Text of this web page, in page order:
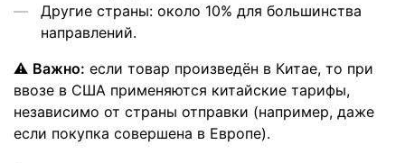
Другие страны: около 10% для большинства
направлений.
⚠ Важно: если товар произведён в Китае, то при
ввозе в США применяются китайские тарифы,
независимо от страны отправки (например, даже
если покупка совершена в Европе).